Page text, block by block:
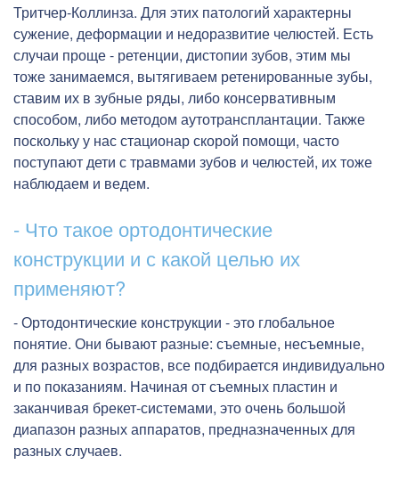
Тритчер-Коллинза. Для этих патологий характерны
сужение, деформации и недоразвитие челюстей. Есть
случаи проще - ретенции, дистопии зубов, этим мы
тоже занимаемся, вытягиваем ретенированные зубы,
ставим их в зубные ряды, либо консервативным
способом, либо методом аутотрансплантации. Также
поскольку у нас стационар скорой помощи, часто
поступают дети с травмами зубов и челюстей, их тоже
наблюдаем и ведем.
- Что такое ортодонтические
конструкции и с какой целью их
применяют?
- Ортодонтические конструкции - это глобальное
понятие. Они бывают разные: съемные, несъемные,
для разных возрастов, все подбирается индивидуально
и по показаниям. Начиная от съемных пластин и
заканчивая брекет-системами, это очень большой
диапазон разных аппаратов, предназначенных для
разных случаев.